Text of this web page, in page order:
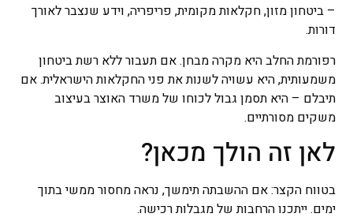
– ביטחון מזון, חקלאות מקומית, פריפריה, וידע שנצבר לאורך
דורות.
רפורמת החלב היא מקרה מבחן. אם תעבור ללא רשת ביטחון
משמעותית, היא עשויה לשנות את פני החקלאות הישראלית. אם
תיבלם – היא תסמן גבול לכוחו של משרד האוצר בעיצוב
משקים מסורתיים.
לאן זה הולך מכאן?
בטווח הקצר: אם ההשבתה תימשך, נראה מחסור ממשי בתוך
ימים. ייתכנו הרחבות של מגבלות רכישה.